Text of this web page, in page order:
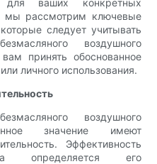
для ваших конкретных
мы рассмотрим ключевые
следует учитывать
воздушного
принять обоснованное
личного использования.
воздушного
значение имеют
Эффективность
определяется его